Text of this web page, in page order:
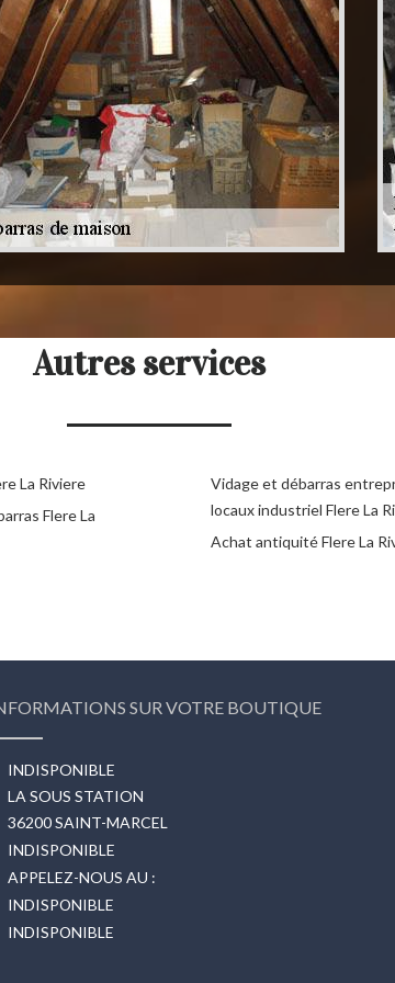
Autres services
La Riviere
Flere La
Vidage et débarras
locaux industriel Flere La
Achat antiquité Flere La
SUR VOTRE BOUTIQUE
INDISPONIBLE
LA SOUS STATION
36200 SAINT-MARCEL
INDISPONIBLE
APPELEZ-NOUS AU :
INDISPONIBLE
INDISPONIBLE